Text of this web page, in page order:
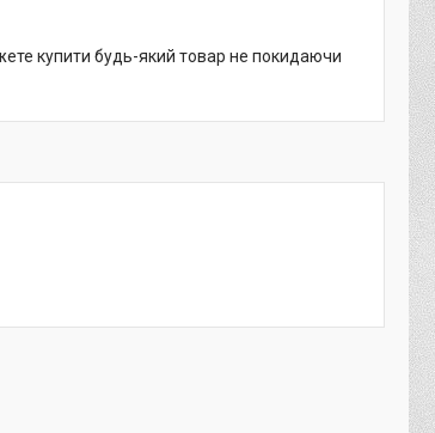
купити будь-який товар не покидаючи